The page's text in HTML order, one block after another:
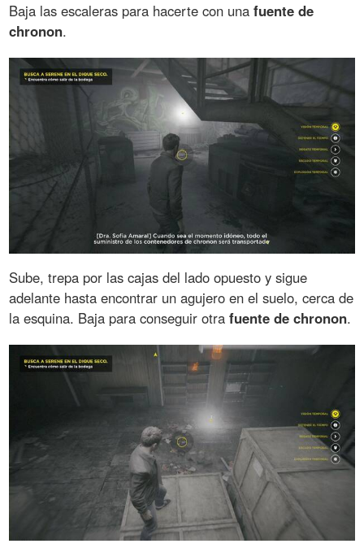
Baja las escaleras para hacerte con unafuente de
chronon.
Sube, trepa por las cajas del lado opuesto y sigue
adelante hasta encontrar un agujero en el suelo, cerca de
la esquina. Baja para conseguir otrafuente de chronon.